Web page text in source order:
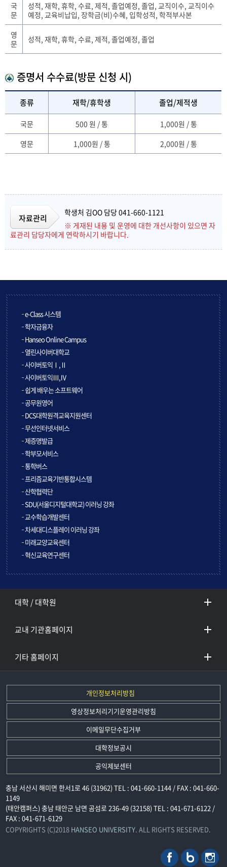
국
문
성적, 재학, 휴학, 수료, 제적, 졸업예정, 졸업, 교직이수, 교직이수
예정, 교육비납입, 장학금(비)수혜, 입학성적, 학적부사본
영
문
성적, 재학, 휴학, 수료, 제적, 졸업예정, 졸업
증명서 수수료(방문 신청 시)
종류 재학/휴학생 졸업/제적생
국문 500 원 / 통
1,000원 / 통
영문
1,000원 / 통 2,000원 / 통
자료관리
학생처 김OO 담당 041-660-1121
※ 게재된 내용 및 운영에 대한 개선사항이 있으면 자
료관리 담당자에게 연락하시기 바랍니다.
e-Class 시스템
학자금융자
Hanseo Online Campus
열린사이버대학교
사이버토익Ⅰ,Ⅱ
사이버토익Ⅲ,Ⅳ
쉽게 배우는 소프트웨어
공무원영어
DCS대학원격교육지원센터
무선인터넷서비스
제증명발급
학부모서비스
통학버스
프리즘교육기반통합시스템
산학협력단
SDU(서울디지털대학교) 이러닝 강좌
교수학습개발센터
차세대디스플레이 이러닝 강좌
미래교양교육센터
혁신교육연구센터
대학 / 대학원
교내 기관홈페이지
기타 홈페이지
개인정보처리방침
영상정보처리기기운영관리방침
이메일무단수집거부
대학정보공시
공익제보센터
충남 서산시 해미면 한서1로 46 (31962) TEL : 041-660-1144 / FAX : 041-660-
1149
(태안캠퍼스) 충남 태안군 남면 곰섬로 236-49 (32158) TEL : 041-671-6122 /
FAX : 041-671-6129
COPYRIGHTS (C)2018 HANSEO UNIVERSITY. ALL RIGHTS RESERVED.